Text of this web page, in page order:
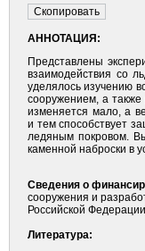
АННОТАЦИЯ:
Представлены
взаимодействия со
уделялось изучению
сооружением, а также
изменяется мало, а
и тем способствует
ледяным покровом.
каменной наброски в
Сведения о
сооружения и
Российской
Литература: